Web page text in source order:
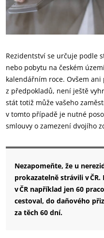
Rezidentství se určuje podle
nebo pobytu na českém
kalendářním roce. Ovšem ani
z předpokladů, není ještě
stát totiž může vašeho
v tomto případě je nutné
smlouvy o zamezení dvojího
Nezapomeňte, že u
prokazatelně strávili v
v ČR například jen 60
cestoval, do daňového
za těch 60 dní.